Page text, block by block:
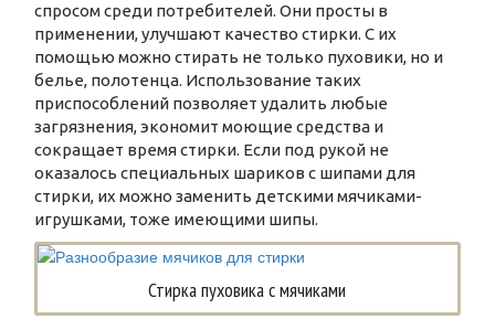
спросом среди потребителей. Они просты в
применении, улучшают качество стирки. С их
помощью можно стирать не только пуховики, но и
белье, полотенца. Использование таких
приспособлений позволяет удалить любые
загрязнения, экономит моющие средства и
сокращает время стирки. Если под рукой не
оказалось специальных шариков с шипами для
стирки, их можно заменить детскими мячиками-
игрушками, тоже имеющими шипы.
Стирка пуховика с мячиками